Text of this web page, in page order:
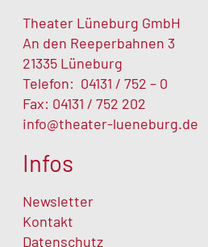
Theater Lüneburg GmbH
An den Reeperbahnen 3
21335 Lüneburg
Telefon: 04131 / 752 – 0
Fax: 04131 / 752 202
info@theater-lueneburg.de
Infos
Newsletter
Kontakt
Datenschutz